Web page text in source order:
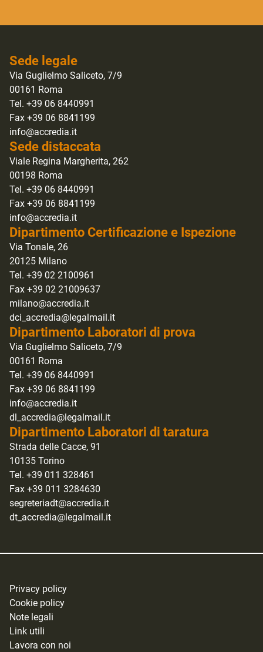
Sede legale
Via Guglielmo Saliceto, 7/9
00161 Roma
Tel. +39 06 8440991
Fax +39 06 8841199
info@accredia.it
Sede distaccata
Viale Regina Margherita, 262
00198 Roma
Tel. +39 06 8440991
Fax +39 06 8841199
info@accredia.it
Dipartimento Certificazione e Ispezione
Via Tonale, 26
20125 Milano
Tel. +39 02 2100961
Fax +39 02 21009637
milano@accredia.it
dci_accredia@legalmail.it
Dipartimento Laboratori di prova
Via Guglielmo Saliceto, 7/9
00161 Roma
Tel. +39 06 8440991
Fax +39 06 8841199
info@accredia.it
dl_accredia@legalmail.it
Dipartimento Laboratori di taratura
Strada delle Cacce, 91
10135 Torino
Tel. +39 011 328461
Fax +39 011 3284630
segreteriadt@accredia.it
dt_accredia@legalmail.it
Privacy policy
Cookie policy
Note legali
Link utili
Lavora con noi